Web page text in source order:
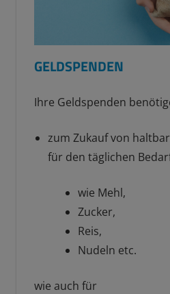
GELDSPENDEN
Ihre Geldspenden
zum Zukauf von
für den täglichen
wie Mehl,
Zucker,
Reis,
Nudeln etc.
wie auch für